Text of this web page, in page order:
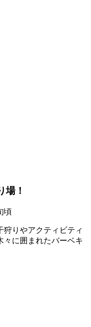
場！
頃
りやアクティビティ
々に囲まれたバーベキ